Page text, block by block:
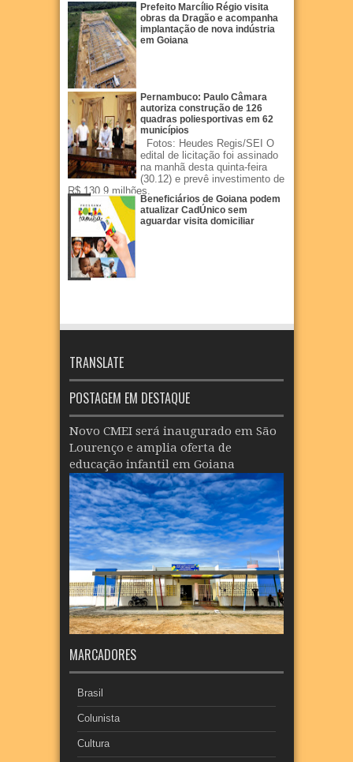
Prefeito Marcílio Régio visita
obras da Dragão e acompanha
implantação de nova indústria
em Goiana
Pernambuco: Paulo Câmara
autoriza construção de 126
quadras poliesportivas em 62
municípios
Fotos: Heudes Regis/SEI O
edital de licitação foi assinado
na manhã desta quinta-feira
(30.12) e prevê investimento de
R$ 130,9 milhões.
Beneficiários de Goiana podem
atualizar CadÚnico sem
aguardar visita domiciliar
TRANSLATE
POSTAGEM EM DESTAQUE
Novo CMEI será inaugurado em São
Lourenço e amplia oferta de
educação infantil em Goiana
MARCADORES
Brasil
Colunista
Cultura